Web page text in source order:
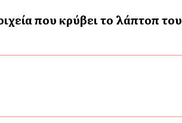
που κρύβει το λάπτοπ του